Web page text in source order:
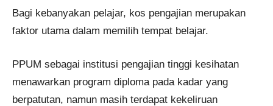
Bagi kebanyakan pelajar, kos pengajian merupakan
faktor utama dalam memilih tempat belajar.
PPUM sebagai institusi pengajian tinggi kesihatan
menawarkan program diploma pada kadar yang
berpatutan, namun masih terdapat kekeliruan